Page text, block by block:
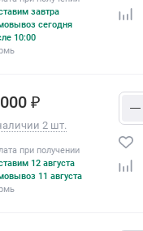
завтра
сегодня
10:00
₽
2 шт.
при получении
12 августа
11 августа